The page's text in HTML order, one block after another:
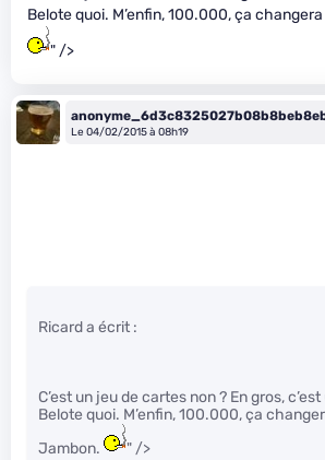
Belote quoi. M’enfin, 100.000, ça
" />
Le 04/02/2015 à 08h19
Ricard a écrit :
C’est un jeu de cartes non ? En gros,
Belote quoi. M’enfin, 100.000, ça
Jambon.
" />